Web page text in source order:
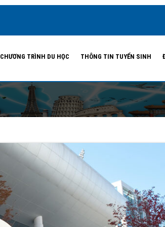
CHƯƠNG TRÌNH DU HỌC THÔNG TIN TUYỂN SINH